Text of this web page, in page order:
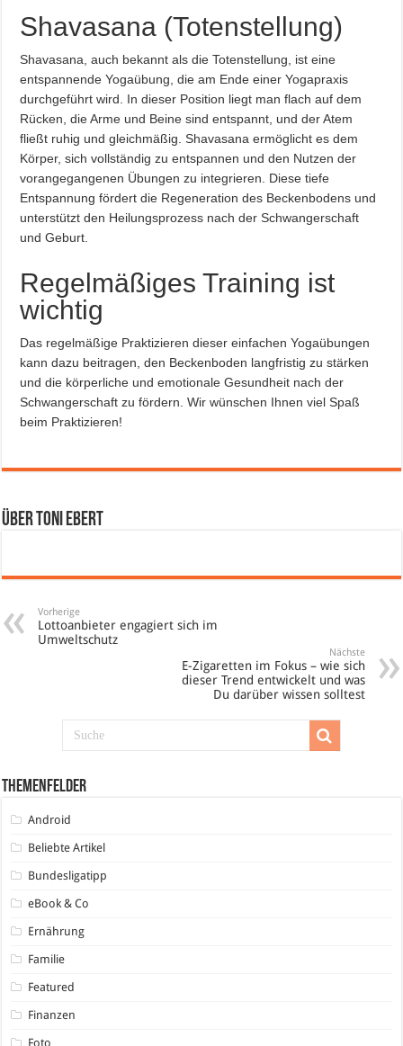
Shavasana (Totenstellung)
Shavasana, auch bekannt als die Totenstellung, ist eine
entspannende Yogaübung, die am Ende einer Yogapraxis
durchgeführt wird. In dieser Position liegt man flach auf dem
Rücken, die Arme und Beine sind entspannt, und der Atem
fließt ruhig und gleichmäßig. Shavasana ermöglicht es dem
Körper, sich vollständig zu entspannen und den Nutzen der
vorangegangenen Übungen zu integrieren. Diese tiefe
Entspannung fördert die Regeneration des Beckenbodens und
unterstützt den Heilungsprozess nach der Schwangerschaft
und Geburt.
Regelmäßiges Training ist
wichtig
Das regelmäßige Praktizieren dieser einfachen Yogaübungen
kann dazu beitragen, den Beckenboden langfristig zu stärken
und die körperliche und emotionale Gesundheit nach der
Schwangerschaft zu fördern. Wir wünschen Ihnen viel Spaß
beim Praktizieren!
Über Toni Ebert
Vorherige
Lottoanbieter engagiert sich im
Umweltschutz
Nächste
E-Zigaretten im Fokus – wie sich
dieser Trend entwickelt und was
Du darüber wissen solltest
Themenfelder
Android
Beliebte Artikel
Bundesligatipp
eBook & Co
Ernährung
Familie
Featured
Finanzen
Foto